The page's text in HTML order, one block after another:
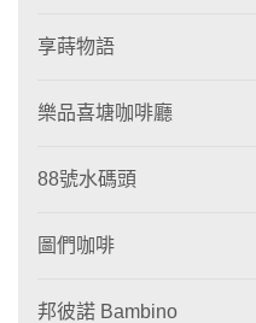
享蒔物語
樂品喜塘咖啡廳
88號水碼頭
圖們咖啡
邦彼諾 Bambino